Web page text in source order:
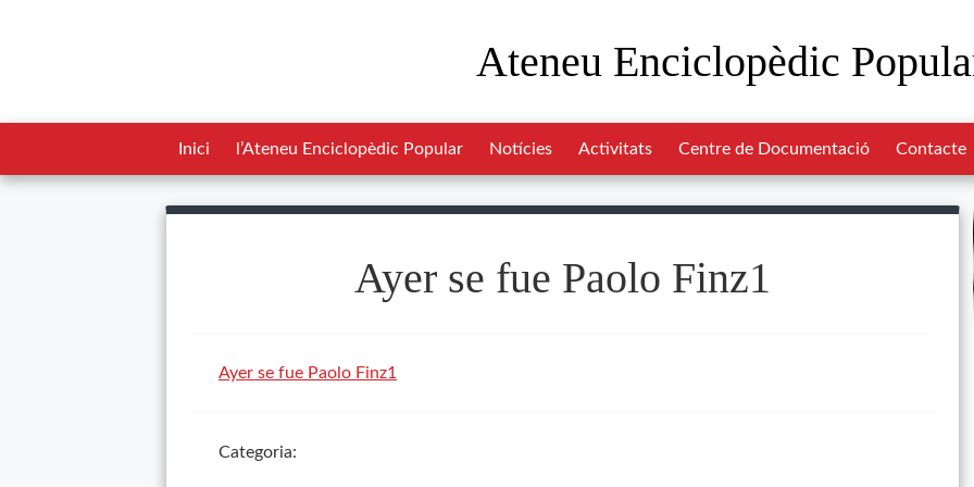
Ateneu Enciclopèdic
Inici l’Ateneu Enciclopèdic Popular Notícies Activitats Centre de Documentació Contacte
Ayer se fue Paolo Finz1
Ayer se fue Paolo Finz1
Categoria: